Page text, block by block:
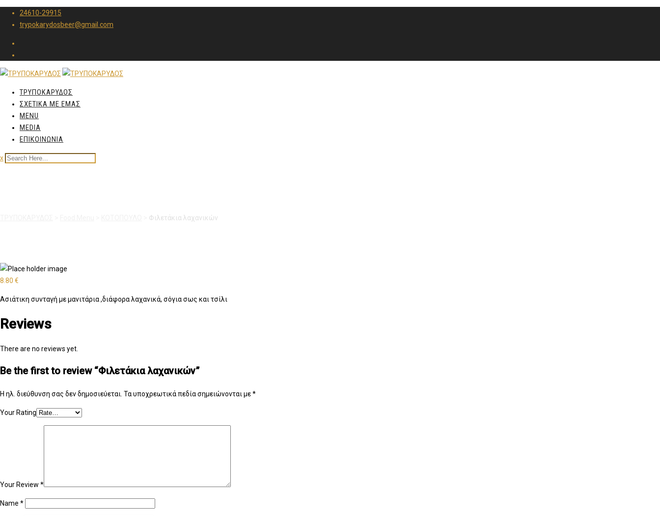
24610-29915
trypokarydosbeer@gmail.com
ΤΡΥΠΟΚΑΡΥΔΟΣ
ΣΧΕΤΙΚΑ ΜΕ ΕΜΑΣ
MENU
MEDIA
ΕΠΙΚΟΙΝΩΝΙΑ
x
Φιλετάκια λαχανικών
8.80 €
Ασιάτικη συνταγή με μανιτάρια ,διάφορα λαχανικά, σόγια σως και τσίλι
Reviews
There are no reviews yet.
Be the first to review “Φιλετάκια λαχανικών”
Η ηλ. διεύθυνση σας δεν δημοσιεύεται. Τα υποχρεωτικά πεδία σημειώνονται με*
Your Rating
Your Review *
Name *